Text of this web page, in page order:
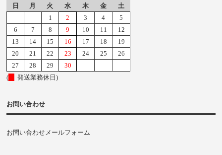
日
月 火 水 木 金
土
1
2 3 4
5
6
7 8 9 10 11
12
13
14 15 16 17 18
19
20
21 22 23 24 25
26
27
28 29
30
(
発送業務休日)
お問い合わせ
お問い合わせメールフォーム